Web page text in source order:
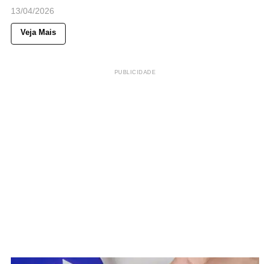
13/04/2026
Veja Mais
PUBLICIDADE